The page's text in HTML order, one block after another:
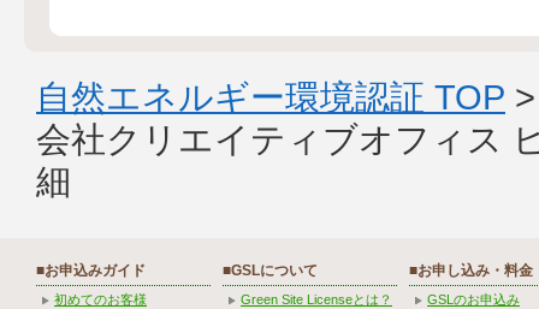
自然エネルギー環境認証 TOP
会社クリエイティブオフィス
細
■お申込みガイド
初めてのお客様
■GSLについて
Green Site Licenseとは？
■お申し込み・料金
GSLのお申込み